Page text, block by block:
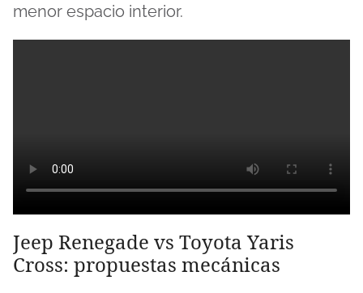
menor espacio interior.
Jeep Renegade vs Toyota Yaris
Cross: propuestas mecánicas